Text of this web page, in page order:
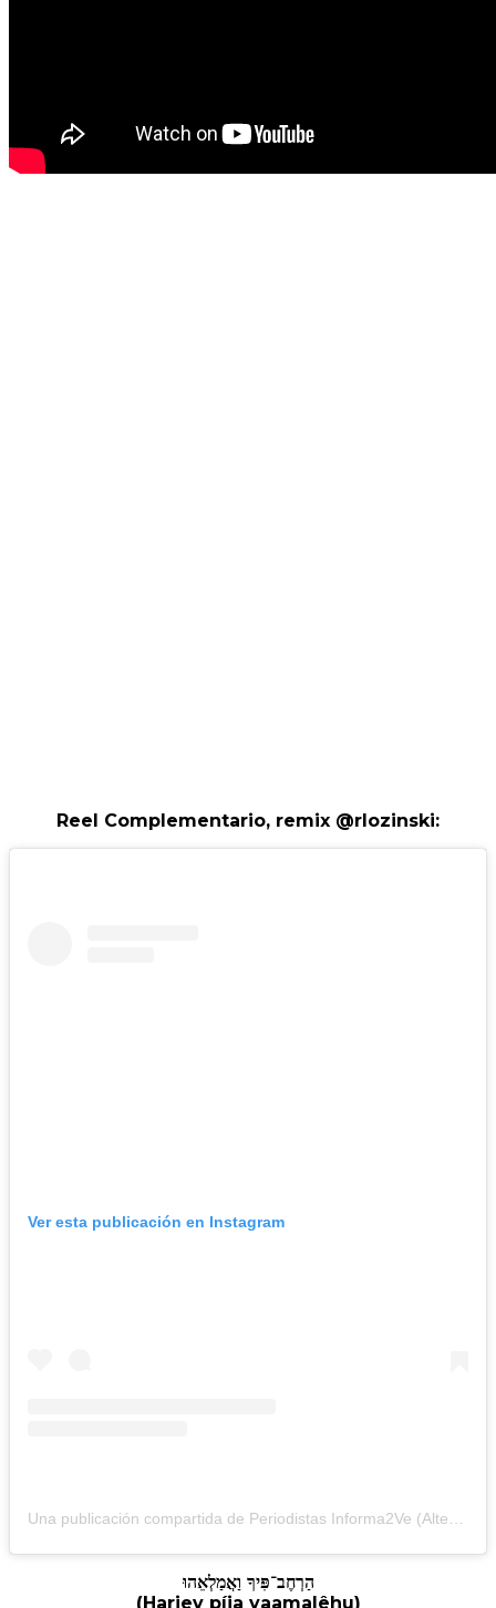
Reel Complementario, remix @rlozinski:
Ver esta publicación en Instagram
הַרְחֶב־פִּיךָ וַאֲמַלְאֵהוּ
(Harjev píja vaamalêhu)